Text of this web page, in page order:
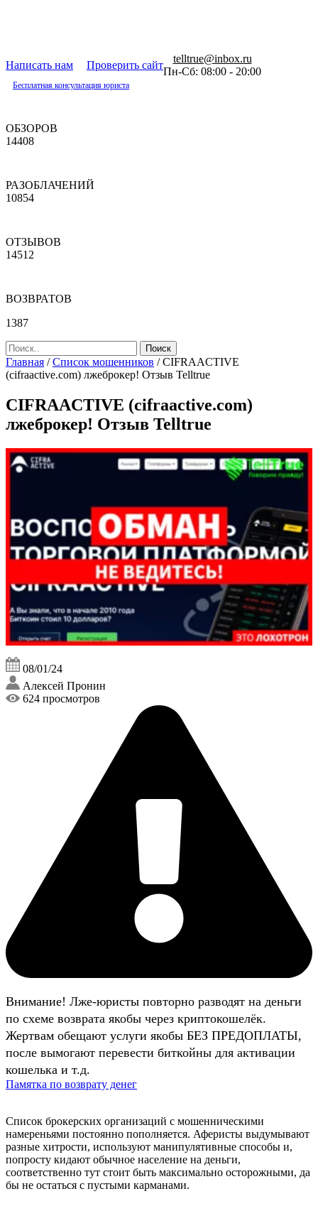
Написать нам Проверить сайт
telltrue@inbox.ru
Пн-Сб: 08:00 - 20:00
Бесплатная консультация юриста
ОБЗОРОВ
14408
РАЗОБЛАЧЕНИЙ
10854
ОТЗЫВОВ
14512
ВОЗВРАТОВ
1387
Главная /Список мошенников /CIFRAACTIVE
(cifraactive.com) лжеброкер! Отзыв Telltrue
CIFRAACTIVE (cifraactive.com)
лжеброкер! Отзыв Telltrue
08/01/24
Алексей Пронин
624 просмотров
Внимание! Лже-юристы повторно разводят на деньги
по схеме возврата якобы через криптокошелёк.
Жертвам обещают услуги якобы БЕЗ ПРЕДОПЛАТЫ,
после вымогают перевести биткойны для активации
кошелька и т.д.
Памятка по возврату денег
Список брокерских организаций с мошенническими
намереньями постоянно пополняется. Аферисты выдумывают
разные хитрости, используют манипулятивные способы и,
попросту кидают обычное население на деньги,
соответственно тут стоит быть максимально осторожными, да
бы не остаться с пустыми карманами.